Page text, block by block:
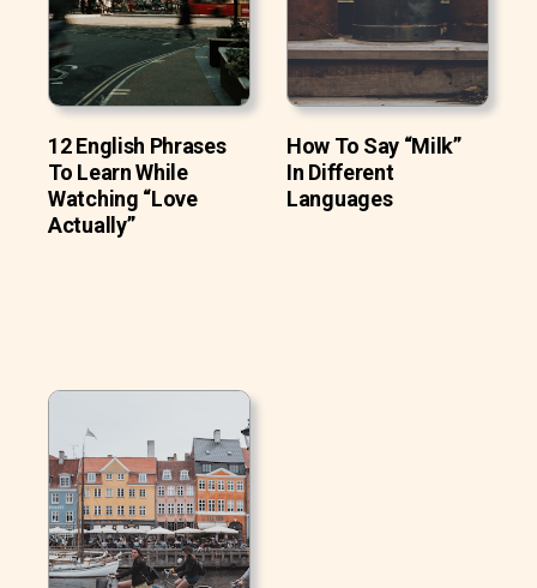
12 English Phrases
To Learn While
Watching “Love
Actually”
How To Say “Milk”
In Different
Languages